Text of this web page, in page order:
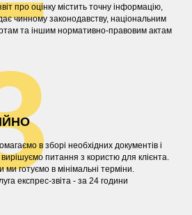
про оцінку містить точну інформацію,
чинному законодавству, національним
та іншим нормативно-правовим актам
в зборі необхідних документів і
питання з користю для клієнта.
ми готуємо в мінімальні терміни.
експрес-звіта - за 24 години